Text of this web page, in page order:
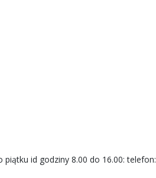
id godziny 8.00 do 16.00: telefon: